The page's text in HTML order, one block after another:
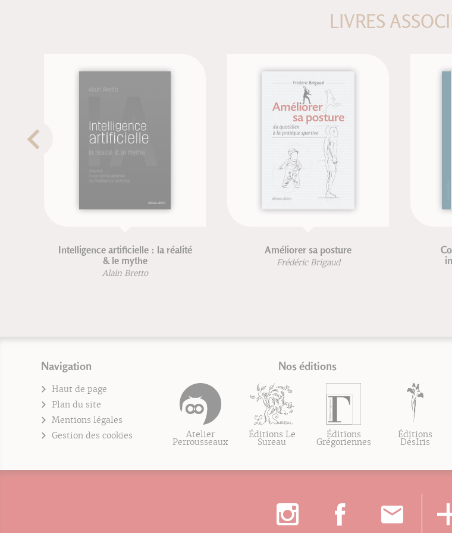
LIVRES
Intelligence artificielle : la réalité
& le mythe
Alain Bretto
Améliorer sa posture
Frédéric Brigaud
Corriger la
Navigation
Haut de page
Plan du site
Mentions légales
Gestion des cookies
Nos éditions
Atelier
Perrousseaux
Éditions Le
Sureau
Éditions
Grégoriennes
Éditions
DésIris